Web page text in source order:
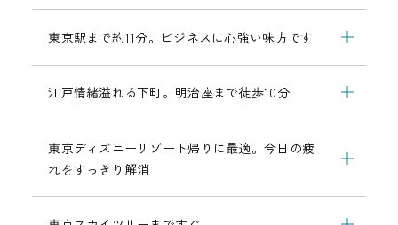
東京駅まで約11分。ビジネスに心強い味方です
江戸情緒溢れる下町。明治座まで徒歩10分
東京ディズニーリゾート帰りに最適。今日の疲
れをすっきり解消